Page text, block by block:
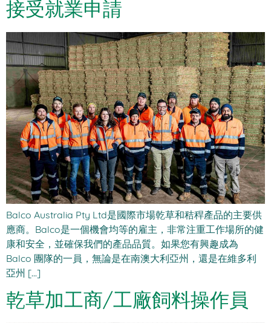
接受就業申請
Balco Australia Pty Ltd是國際市場乾草和秸稈產品的主要供
應商。Balco是一個機會均等的雇主，非常注重工作場所的健
康和安全，並確保我們的產品品質。如果您有興趣成為
Balco 團隊的一員，無論是在南澳大利亞州，還是在維多利
亞州 [...]
乾草加工商/工廠飼料操作員